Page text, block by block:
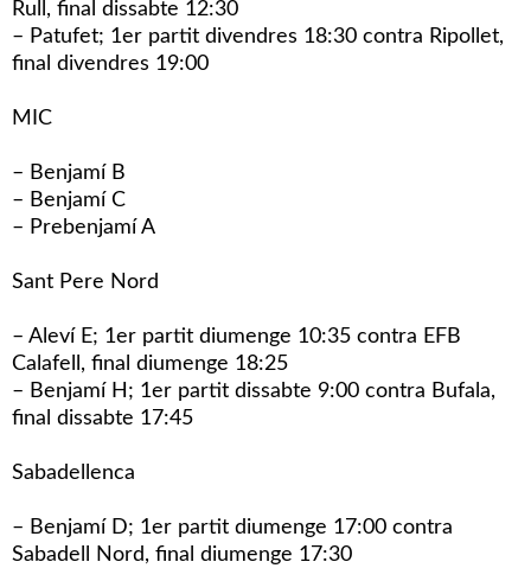
Rull, final dissabte 12:30
– Patufet; 1er partit divendres 18:30 contra Ripollet,
final divendres 19:00
MIC
– Benjamí B
– Benjamí C
– Prebenjamí A
Sant Pere Nord
– Aleví E; 1er partit diumenge 10:35 contra EFB
Calafell, final diumenge 18:25
– Benjamí H; 1er partit dissabte 9:00 contra Bufala,
final dissabte 17:45
Sabadellenca
– Benjamí D; 1er partit diumenge 17:00 contra
Sabadell Nord, final diumenge 17:30